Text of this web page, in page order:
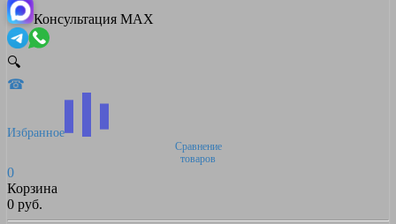
Консультация MAX
🔍
☎
Избранное
Сравнение
товаров
0
Корзина
0 руб.